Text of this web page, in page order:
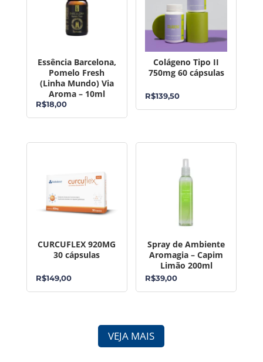
Essência Barcelona,
Pomelo Fresh
(Linha Mundo) Via
Aroma – 10ml
R$18,00
Colágeno Tipo II
750mg 60 cápsulas
R$139,50
CURCUFLEX 920MG
30 cápsulas
R$149,00
Spray de Ambiente
Aromagia – Capim
Limão 200ml
R$39,00
VEJA MAIS